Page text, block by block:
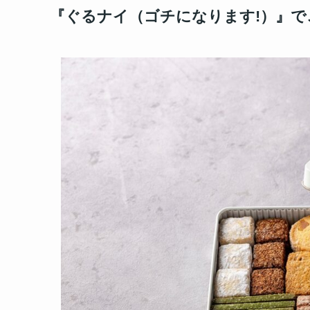
『ぐるナイ（ゴチになります!）』